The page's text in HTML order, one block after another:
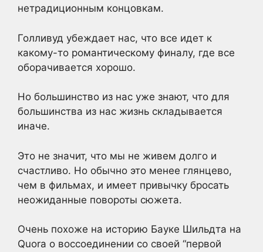
нетрадиционным концовкам.
Голливуд убеждает нас, что все идет к
какому-то романтическому финалу, где все
оборачивается хорошо.
Но большинство из нас уже знают, что для
большинства из нас жизнь складывается
иначе.
Это не значит, что мы не живем долго и
счастливо. Но обычно это менее глянцево,
чем в фильмах, и имеет привычку бросать
неожиданные повороты сюжета.
Очень похоже на историю Бауке Шильдта на
Quora о воссоединении со своей “первой